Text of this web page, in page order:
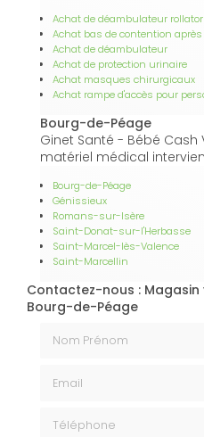
Achat de déambulateur rollator
Achat bas de contention après
Achat de déambulateur
Achat de protection urinaire
Achat masques chirurgicaux
Achat rampe d'accès pour
Bourg-de-Péage
Ginet Santé - Bébé
matériel médical
Bourg-de-Péage
Génissieux
Romans-sur-Isère
Saint-Donat-sur-l'Herbasse
Saint-Marcel-lès-Valence
Saint-Marcellin
Contactez-nous :
Bourg-de-Péage